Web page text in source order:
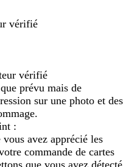
vérifié
vérifié
prévu mais de
sur une photo et des
:
avez apprécié les
commande de cartes
que vous ayez détecté